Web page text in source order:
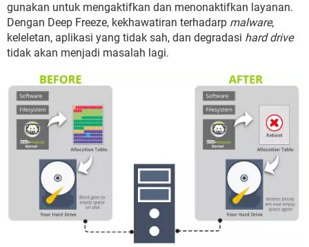
gunakan untuk mengaktifkan dan menonaktifkan layanan.
Dengan Deep Freeze, kekhawatiran terhadarp malware,
keleletan, aplikasi yang tidak sah, dan degradasi hard drive
tidak akan menjadi masalah lagi.